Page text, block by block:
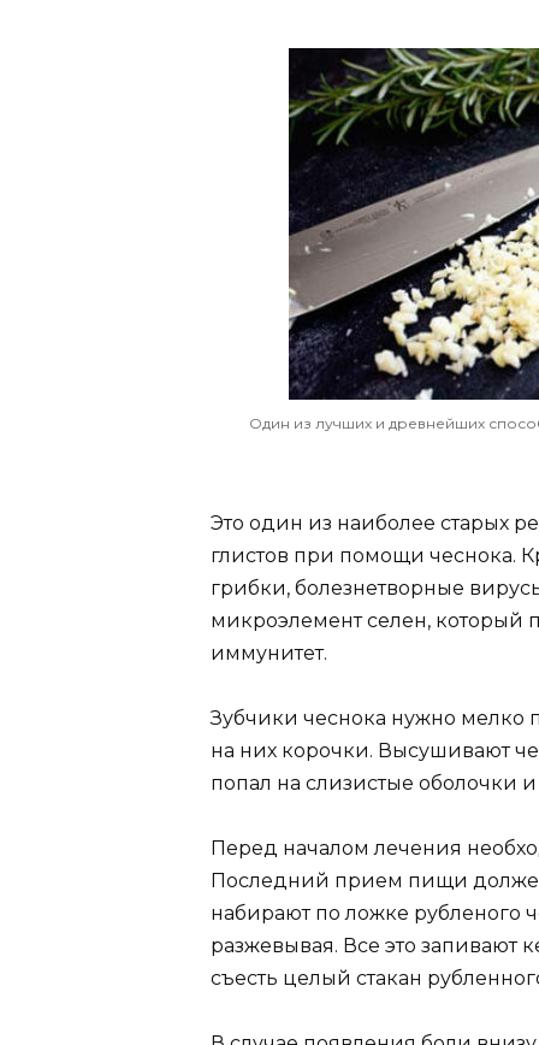
Один из лучших и древнейших
Это один из наиболее старых
глистов при помощи чеснока.
грибки, болезнетворные
микроэлемент селен, который
иммунитет.
Зубчики чеснока нужно мелко
на них корочки. Высушивают
попал на слизистые оболочки
Перед началом лечения
Последний прием пищи
набирают по ложке рубленого
разжевывая. Все это запивают
съесть целый стакан